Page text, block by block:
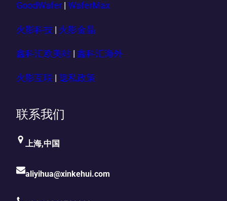
GoodWafer WaferMax
火影科技 | 火影金晶
鑫科汇欧美站 鑫科汇海外
火影互联 隐私政策
联系我们
上海,中国
aliyihua@xinkehui.com